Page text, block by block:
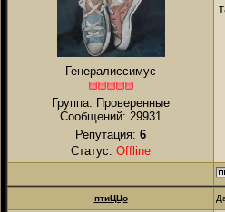
Генералиссимус
Группа: Проверенные
Сообщений: 29931
Репутация: 6
Статус: Offline
птиЦЦо